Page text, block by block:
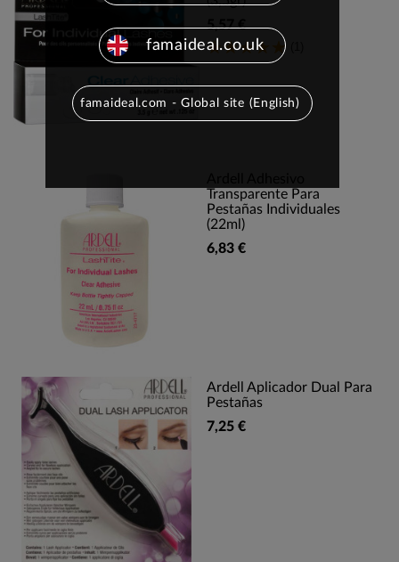
5,57 €
Transparente Para
Pestañas Individuales
(22ml)
6,83 €
Ardell Aplicador Dual Para
Pestañas
7,25 €
famaideal.co.uk
famaideal.com - Global site (English)